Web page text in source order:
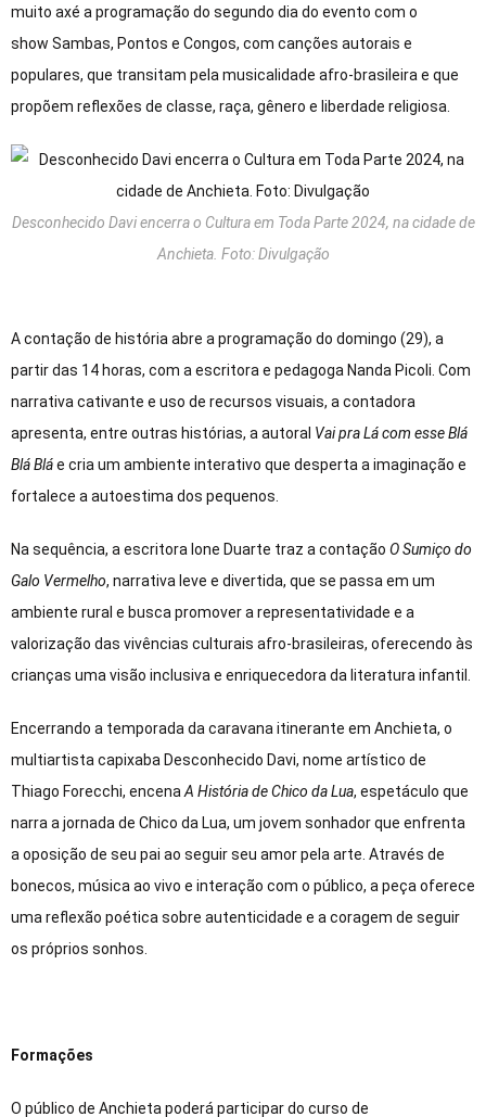
muito axé a programação do segundo dia do evento com o
show Sambas, Pontos e Congos, com canções autorais e
populares, que transitam pela musicalidade afro-brasileira e que
propõem reflexões de classe, raça, gênero e liberdade religiosa.
Desconhecido Davi encerra o Cultura em Toda Parte 2024, na cidade de
Anchieta. Foto: Divulgação
A contação de história abre a programação do domingo (29), a
partir das 14 horas, com a escritora e pedagoga Nanda Picoli. Com
narrativa cativante e uso de recursos visuais, a contadora
apresenta, entre outras histórias, a autoral Vai pra Lá com esse Blá
Blá Bláe cria um ambiente interativo que desperta a imaginação e
fortalece a autoestima dos pequenos.
Na sequência, a escritora Ione Duarte traz a contação O Sumiço do
Galo Vermelho, narrativa leve e divertida, que se passa em um
ambiente rural e busca promover a representatividade e a
valorização das vivências culturais afro-brasileiras, oferecendo às
crianças uma visão inclusiva e enriquecedora da literatura infantil.
Encerrando a temporada da caravana itinerante em Anchieta, o
multiartista capixaba Desconhecido Davi, nome artístico de
Thiago Forecchi, encena A História de Chico da Lua, espetáculo que
narra a jornada de Chico da Lua, um jovem sonhador que enfrenta
a oposição de seu pai ao seguir seu amor pela arte. Através de
bonecos, música ao vivo e interação com o público, a peça oferece
uma reflexão poética sobre autenticidade e a coragem de seguir
os próprios sonhos.
Formações
O público de Anchieta poderá participar do curso de